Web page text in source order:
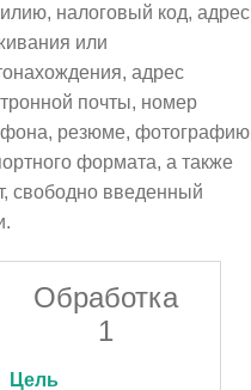
налоговый код, адрес
или
адрес
почты, номер
резюме, фотографию
формата, а также
свободно введенный
Обработка
1
Цель